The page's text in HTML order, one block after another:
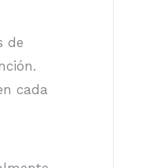
de
cada